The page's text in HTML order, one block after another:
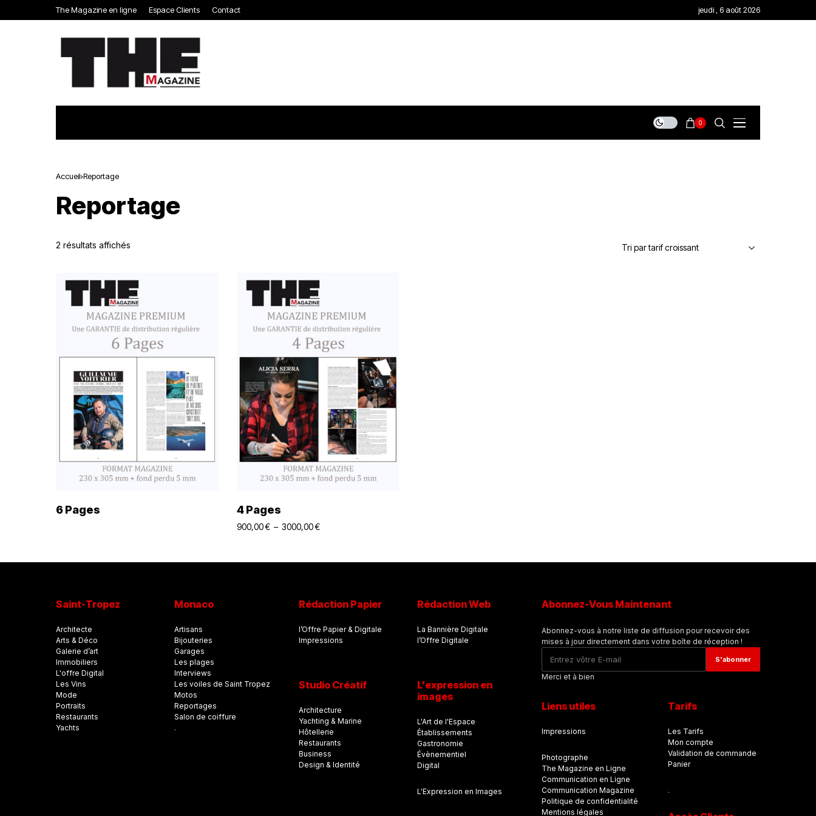
The Magazine en ligne Espace Clients Contact jeudi , 6 août 2026
0
Accueil Reportage
Reportage
2 résultats affichés
6 Pages Choix Des Options
4 Pages
900,00€ – 3000,00€
Saint-Tropez
Architecte
Arts & Déco
Galerie d’art
Immobiliers
L'offre Digital
Les Vins
Mode
Portraits
Restaurants
Yachts
Monaco
Artisans
Bijouteries
Garages
Les plages
Interviews
Les voiles de Saint Tropez
Motos
Reportages
Salon de coiffure
.
Rédaction Papier
l’Offre Papier & Digitale
Impressions
Rédaction Web
La Bannière Digitale
l’Offre Digitale
Studio Créatif
Architecture
Yachting & Marine
Hôtellerie
Restaurants
Business
Design & Identité
L'expression en
images
L'Art de l'Espace
Établissements
Gastronomie
Évènementiel
Digital
L'Expression en Images
Abonnez-Vous Maintenant
Abonnez-vous à notre liste de diffusion pour recevoir des
mises à jour directement dans votre boîte de réception !
Merci et à bien
Liens utiles
Impressions
Photographe
The Magazine en Ligne
Communication en Ligne
Communication Magazine
Politique de confidentialité
Mentions légales
Tarifs
Les Tarifs
Mon compte
Validation de commande
Panier
.